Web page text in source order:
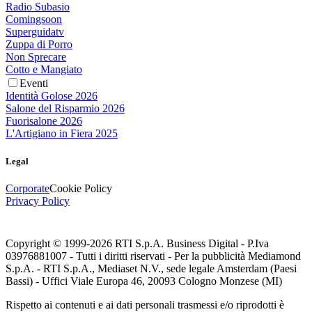
Radio Subasio
Comingsoon
Superguidatv
Zuppa di Porro
Non Sprecare
Cotto e Mangiato
Eventi
Identità Golose 2026
Salone del Risparmio 2026
Fuorisalone 2026
L'Artigiano in Fiera 2025
Legal
CorporateCookie Policy
Privacy Policy
Copyright © 1999-2026 RTI S.p.A. Business Digital - P.Iva
03976881007 - Tutti i diritti riservati - Per la pubblicità Mediamond
S.p.A. - RTI S.p.A., Mediaset N.V., sede legale Amsterdam (Paesi
Bassi) - Uffici Viale Europa 46, 20093 Cologno Monzese (MI)
Rispetto ai contenuti e ai dati personali trasmessi e/o riprodotti è